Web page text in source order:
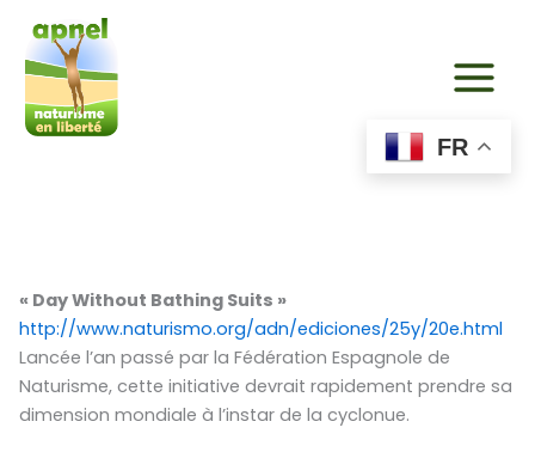
contenu
« Day Without Bathing Suits »
http://www.naturismo.org/adn/ediciones/25y/20e.html
Lancée l’an passé par la Fédération Espagnole de
Naturisme, cette initiative devrait rapidement prendre sa
dimension mondiale à l’instar de la cyclonue.
FR